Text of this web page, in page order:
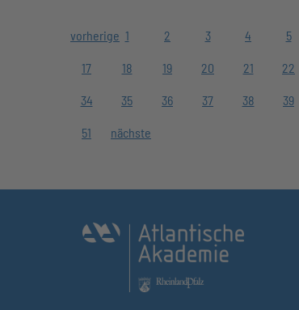
vorherige 1 2 3 4 5
17 18 19 20 21 22
34 35 36 37 38 39
51 nächste